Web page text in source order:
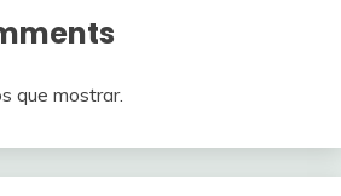
que mostrar.